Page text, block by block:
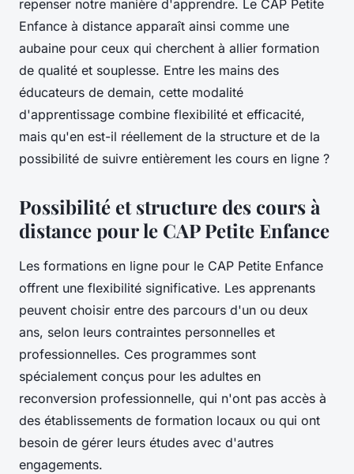
repenser notre manière d'apprendre. Le CAP Petite
Enfance à distance apparaît ainsi comme une
aubaine pour ceux qui cherchent à allier formation
de qualité et souplesse. Entre les mains des
éducateurs de demain, cette modalité
d'apprentissage combine flexibilité et efficacité,
mais qu'en est-il réellement de la structure et de la
possibilité de suivre entièrement les cours en ligne ?
Possibilité et structure des cours à
distance pour le CAP Petite Enfance
Les formations en ligne pour le CAP Petite Enfance
offrent une flexibilité significative. Les apprenants
peuvent choisir entre des parcours d'un ou deux
ans, selon leurs contraintes personnelles et
professionnelles. Ces programmes sont
spécialement conçus pour les adultes en
reconversion professionnelle, qui n'ont pas accès à
des établissements de formation locaux ou qui ont
besoin de gérer leurs études avec d'autres
engagements.